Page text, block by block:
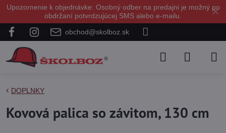
✕
Upozornenie k objednávke: Osobný odber na predajni je možný po
obdržaní potvrdzujúcej SMS alebo e-mailu.
obchod@skolboz.sk
DOPLNKY
Kovová palica so závitom, 130 cm